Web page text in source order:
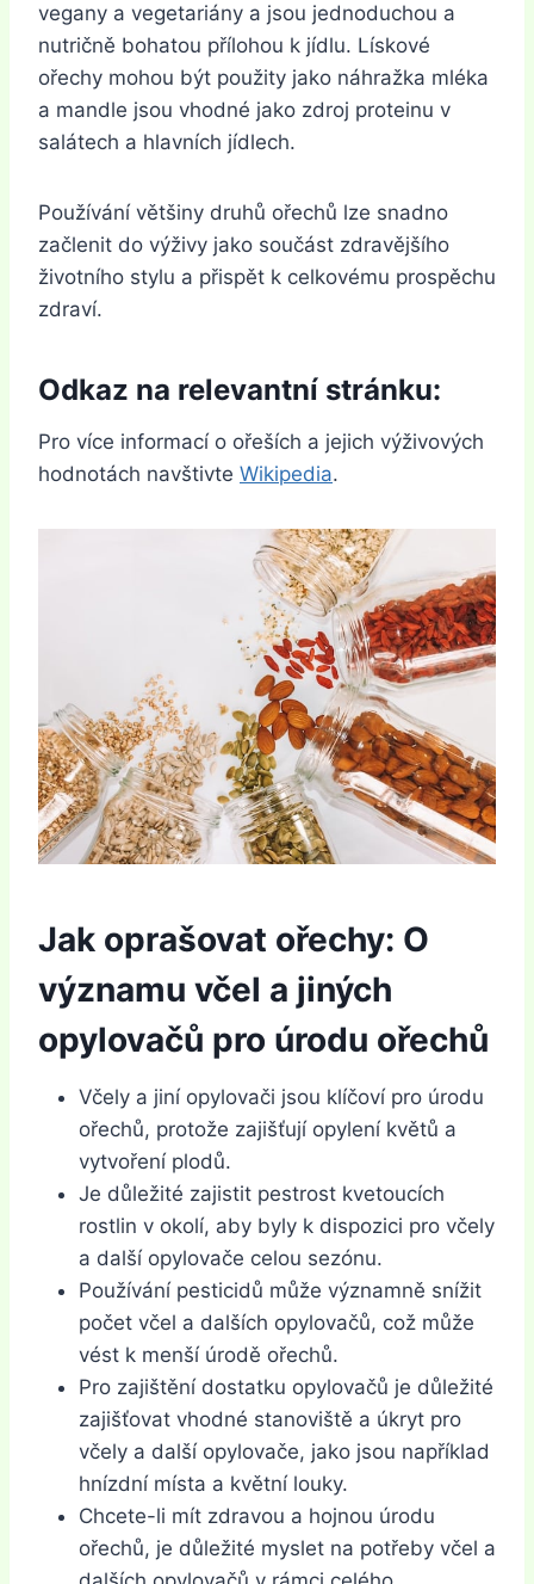
vegany a vegetariány a jsou jednoduchou a
nutričně bohatou přílohou k jídlu. Lískové
ořechy mohou být použity jako náhražka mléka
a mandle jsou vhodné jako zdroj proteinu v
salátech a hlavních jídlech.
Používání většiny druhů ořechů lze snadno
začlenit do výživy jako součást zdravějšího
životního stylu a přispět k celkovému prospěchu
zdraví.
Odkaz na relevantní stránku:
Pro více informací o ořeších a jejich výživových
hodnotách navštivte Wikipedia.
Jak oprašovat ořechy: O
významu včel a jiných
opylovačů pro úrodu ořechů
Včely a jiní opylovači jsou klíčoví pro úrodu
ořechů, protože zajišťují opylení květů a
vytvoření plodů.
Je důležité zajistit pestrost kvetoucích
rostlin v okolí, aby byly k dispozici pro včely
a další opylovače celou sezónu.
Používání pesticidů může významně snížit
počet včel a dalších opylovačů, což může
vést k menší úrodě ořechů.
Pro zajištění dostatku opylovačů je důležité
zajišťovat vhodné stanoviště a úkryt pro
včely a další opylovače, jako jsou například
hnízdní místa a květní louky.
Chcete-li mít zdravou a hojnou úrodu
ořechů, je důležité myslet na potřeby včel a